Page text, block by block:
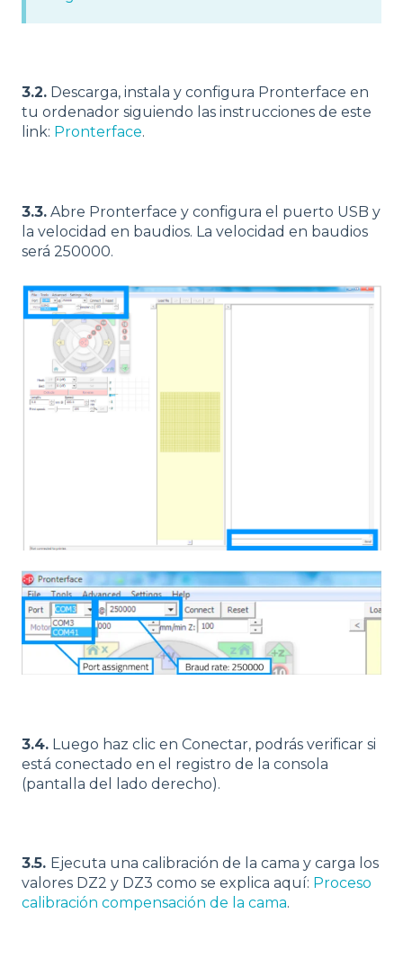
3.2. Descarga, instala y configura Pronterface en
tu ordenador siguiendo las instrucciones de este
link: Pronterface.
3.3. Abre Pronterface y configura el puerto USB y
la velocidad en baudios. La velocidad en baudios
será 250000.
3.4. Luego haz clic en Conectar, podrás verificar si
está conectado en el registro de la consola
(pantalla del lado derecho).
3.5. Ejecuta una calibración de la cama y carga los
valores DZ2 y DZ3 como se explica aquí: Proceso
calibración compensación de la cama.